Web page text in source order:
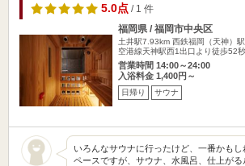
5.0点/ 1 件
福岡県 / 福岡市中央区
土井駅7.93km 西鉄福岡（天神）
空港線天神駅西1出口より徒歩52秒
営業時間 14:00～24:00
入浴料金 1,400円～
日帰り サウナ
いろんなサウナに行ったけど、一番かも
ペースですが、サウナ、水風呂、仕上が